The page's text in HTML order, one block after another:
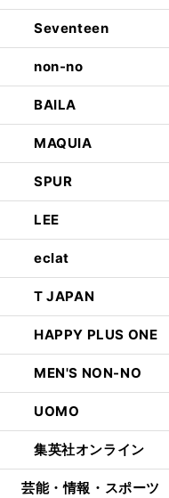
Seventeen
non-no
BAILA
MAQUIA
SPUR
LEE
eclat
T JAPAN
HAPPY PLUS ONE
MEN'S NON-NO
UOMO
集英社オンライン
芸能・情報・スポーツ